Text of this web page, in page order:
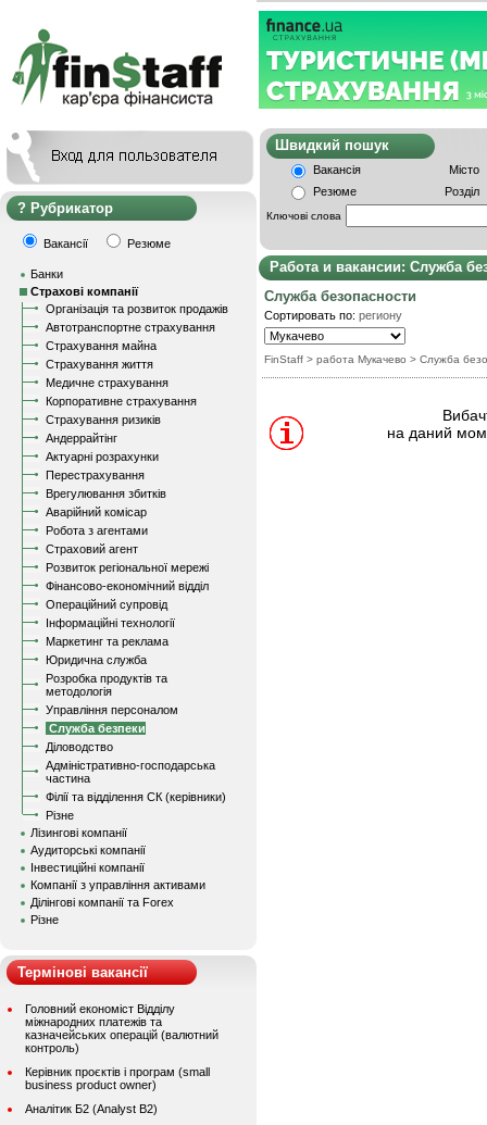
Рубрикатор
Вакансії Резюме
Банки
Страхові компанії
Організація та розвиток продажів
Автотранспортне страхування
Страхування майна
Страхування життя
Медичне страхування
Корпоративне страхування
Страхування ризиків
Андеррайтінг
Актуарні розрахунки
Перестрахування
Врегулювання збитків
Аварійний комісар
Робота з агентами
Страховий агент
Розвиток регіональної мережі
Фінансово-економічний відділ
Операційний супровід
Інформаційні технології
Маркетинг та реклама
Юридична служба
Розробка продуктів та
методологія
Управління персоналом
Служба безпеки
Діловодство
Адміністративно-господарська
частина
Філії та відділення СК (керівники)
Різне
Лізингові компанії
Аудиторські компанії
Інвестиційні компанії
Компанії з управління активами
Ділінгові компанії та Forex
Різне
Термінові вакансії
Головний економіст Відділу
міжнародних платежів та
казначейських операцій (валютний
контроль)
Керівник проєктів і програм (small
business product owner)
Аналітик Б2 (Analyst B2)
Швидкий
Вакансія
Місто
Резюме
Розділ
Ключові слова
Работа и вакансии: Служба
Служба безопасности
Сортировать по: региону
FinStaff > работа Мукачево > Служба
на даний